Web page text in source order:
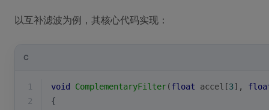
以互补滤波为例，其核心代码实现：
C
1 void ComplementaryFilter(float accel[3],
2
{